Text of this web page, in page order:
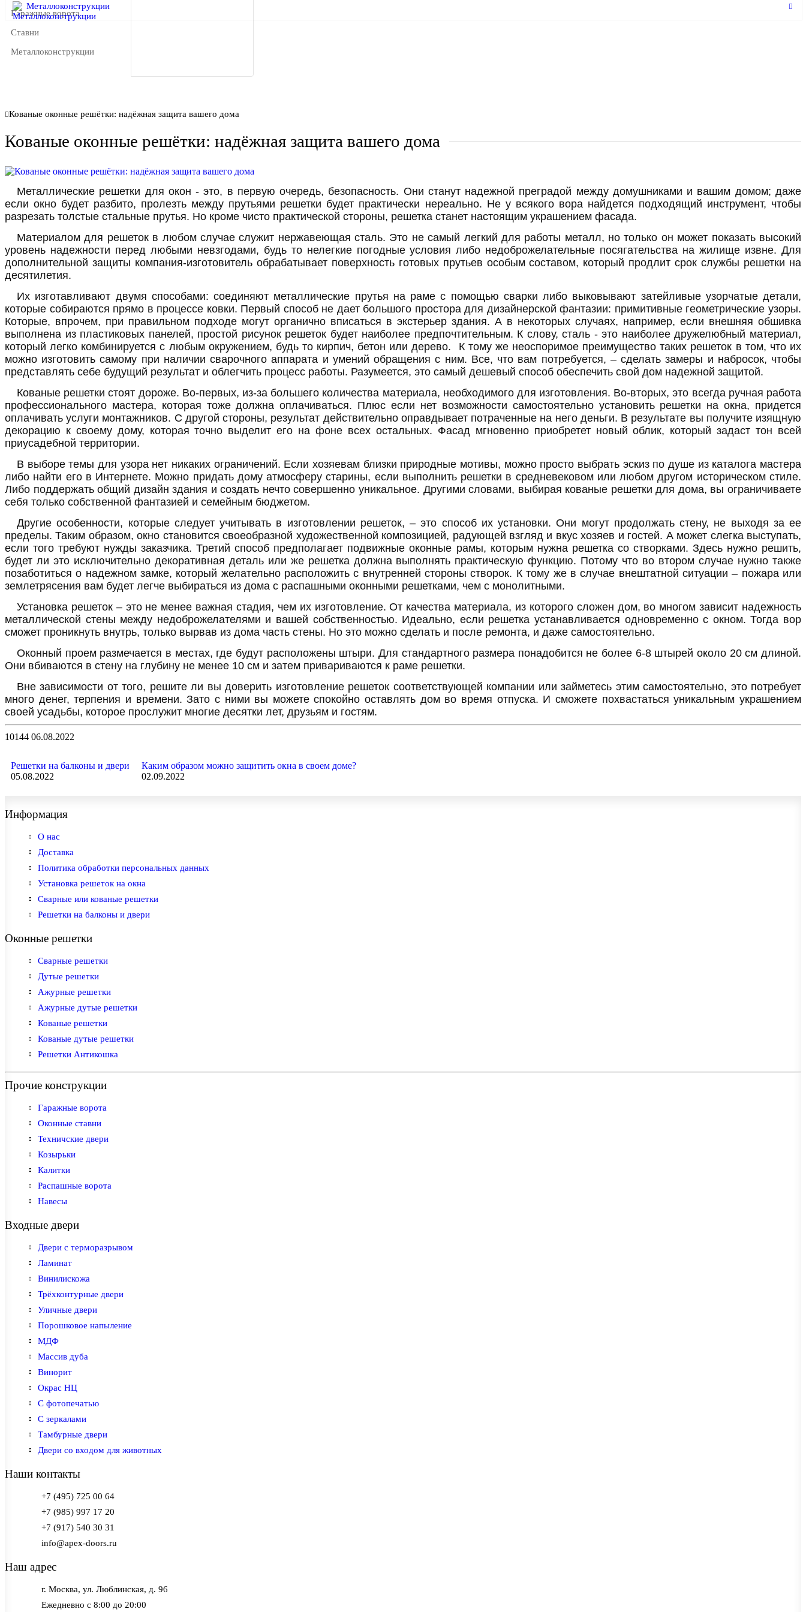
Металлоконструкции
Гаражные ворота
Ставни
Металлоконструкции
Кованые оконные решётки: надёжная защита вашего дома
Кованые оконные решётки: надёжная защита вашего дома
Металлические решетки для окон - это, в первую очередь, безопасность. Они станут надежной преградой между домушниками и вашим домом; даже
если окно будет разбито, пролезть между прутьями решетки будет практически нереально. Не у всякого вора найдется подходящий инструмент, чтобы
разрезать толстые стальные прутья. Но кроме чисто практической стороны, решетка станет настоящим украшением фасада.
Материалом для решеток в любом случае служит нержавеющая сталь. Это не самый легкий для работы металл, но только он может показать высокий
уровень надежности перед любыми невзгодами, будь то нелегкие погодные условия либо недоброжелательные посягательства на жилище извне. Для
дополнительной защиты компания-изготовитель обрабатывает поверхность готовых прутьев особым составом, который продлит срок службы решетки на
десятилетия.
Их изготавливают двумя способами: соединяют металлические прутья на раме с помощью сварки либо выковывают затейливые узорчатые детали,
которые собираются прямо в процессе ковки. Первый способ не дает большого простора для дизайнерской фантазии: примитивные геометрические узоры.
Которые, впрочем, при правильном подходе могут органично вписаться в экстерьер здания. А в некоторых случаях, например, если внешняя обшивка
выполнена из пластиковых панелей, простой рисунок решеток будет наиболее предпочтительным. К слову, сталь - это наиболее дружелюбный материал,
который легко комбинируется с любым окружением, будь то кирпич, бетон или дерево. К тому же неоспоримое преимущество таких решеток в том, что их
можно изготовить самому при наличии сварочного аппарата и умений обращения с ним. Все, что вам потребуется, – сделать замеры и набросок, чтобы
представлять себе будущий результат и облегчить процесс работы. Разумеется, это самый дешевый способ обеспечить свой дом надежной защитой.
Кованые решетки стоят дороже. Во-первых, из-за большего количества материала, необходимого для изготовления. Во-вторых, это всегда ручная работа
профессионального мастера, которая тоже должна оплачиваться. Плюс если нет возможности самостоятельно установить решетки на окна, придется
оплачивать услуги монтажников. С другой стороны, результат действительно оправдывает потраченные на него деньги. В результате вы получите изящную
декорацию к своему дому, которая точно выделит его на фоне всех остальных. Фасад мгновенно приобретет новый облик, который задаст тон всей
приусадебной территории.
В выборе темы для узора нет никаких ограничений. Если хозяевам близки природные мотивы, можно просто выбрать эскиз по душе из каталога мастера
либо найти его в Интернете. Можно придать дому атмосферу старины, если выполнить решетки в средневековом или любом другом историческом стиле.
Либо поддержать общий дизайн здания и создать нечто совершенно уникальное. Другими словами, выбирая кованые решетки для дома, вы ограничиваете
себя только собственной фантазией и семейным бюджетом.
Другие особенности, которые следует учитывать в изготовлении решеток, – это способ их установки. Они могут продолжать стену, не выходя за ее
пределы. Таким образом, окно становится своеобразной художественной композицией, радующей взгляд и вкус хозяев и гостей. А может слегка выступать,
если того требуют нужды заказчика. Третий способ предполагает подвижные оконные рамы, которым нужна решетка со створками. Здесь нужно решить,
будет ли это исключительно декоративная деталь или же решетка должна выполнять практическую функцию. Потому что во втором случае нужно также
позаботиться о надежном замке, который желательно расположить с внутренней стороны створок. К тому же в случае внештатной ситуации – пожара или
землетрясения вам будет легче выбираться из дома с распашными оконными решетками, чем с монолитными.
Установка решеток – это не менее важная стадия, чем их изготовление. От качества материала, из которого сложен дом, во многом зависит надежность
металлической стены между недоброжелателями и вашей собственностью. Идеально, если решетка устанавливается одновременно с окном. Тогда вор
сможет проникнуть внутрь, только вырвав из дома часть стены. Но это можно сделать и после ремонта, и даже самостоятельно.
Оконный проем размечается в местах, где будут расположены штыри. Для стандартного размера понадобится не более 6-8 штырей около 20 см длиной.
Они вбиваются в стену на глубину не менее 10 см и затем привариваются к раме решетки.
Вне зависимости от того, решите ли вы доверить изготовление решеток соответствующей компании или займетесь этим самостоятельно, это потребует
много денег, терпения и времени. Зато с ними вы можете спокойно оставлять дом во время отпуска. И сможете похвастаться уникальным украшением
своей усадьбы, которое прослужит многие десятки лет, друзьям и гостям.
10144 06.08.2022
Решетки на балконы и двери
05.08.2022
Каким образом можно защитить окна в своем доме?
02.09.2022
Информация
О нас
Доставка
Политика обработки персональных данных
Установка решеток на окна
Сварные или кованые решетки
Решетки на балконы и двери
Оконные решетки
Сварные решетки
Дутые решетки
Ажурные решетки
Ажурные дутые решетки
Кованые решетки
Кованые дутые решетки
Решетки Антикошка
Прочие конструкции
Гаражные ворота
Оконные ставни
Техничские двери
Козырьки
Калитки
Распашные ворота
Навесы
Входные двери
Двери с терморазрывом
Ламинат
Винилискожа
Трёхконтурные двери
Уличные двери
Порошковое напыление
МДФ
Массив дуба
Винорит
Окрас НЦ
С фотопечатью
С зеркалами
Тамбурные двери
Двери со входом для животных
Наши контакты
+7 (495) 725 00 64
+7 (985) 997 17 20
+7 (917) 540 30 31
info@apex-doors.ru
Наш адрес
г. Москва, ул. Люблинская, д. 96
Ежедневно с 8:00 до 20:00